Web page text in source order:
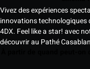
Vivez des expériences
innovations technologiques
4DX. Feel like a star! avec
découvrir au Pathé